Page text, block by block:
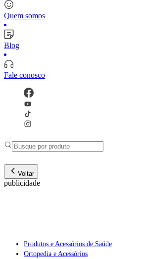
Quem somos
Blog
Fale conosco
Voltar
publicidade
Produtos e Acessórios de Saúde
Ortopedia e Acessórios